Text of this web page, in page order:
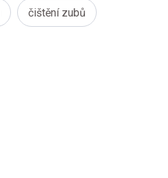
čištění zubů